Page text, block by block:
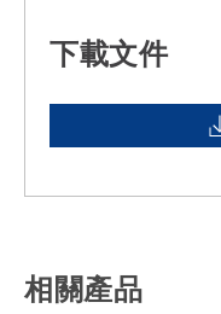
下載文件
相關產品